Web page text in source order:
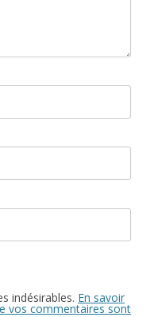
indésirables. En savoir
vos commentaires sont